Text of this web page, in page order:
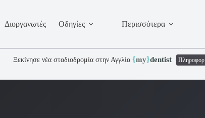
Διοργανωτές Οδηγίες
Περισσότερα
Ξεκίνησε νέα σταδιοδρομία στην Αγγλία {my}dentist